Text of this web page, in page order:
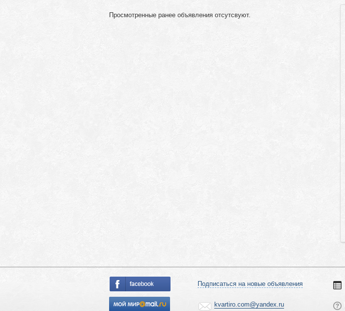
Просмотренные ранее объявления отсутсвуют.
Подписаться на новые объявления
kvartiro.com@yandex.ru